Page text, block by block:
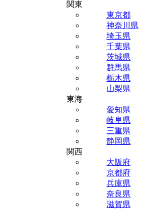
関東
東京都
神奈川県
埼玉県
千葉県
茨城県
群馬県
栃木県
山梨県
東海
愛知県
岐阜県
三重県
静岡県
関西
大阪府
京都府
兵庫県
奈良県
滋賀県